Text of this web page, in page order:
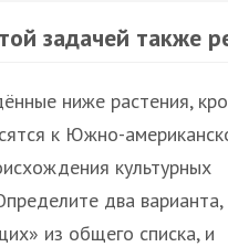
задачей также
ниже растения,
к Южно-
культурных
два варианта,
из общего списка, и